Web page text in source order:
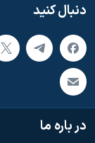
دنبال کنید
در باره ما